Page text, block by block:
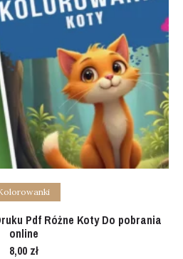
to cart
Pdf Różne Koty Do pobrania
online
8,00 zł